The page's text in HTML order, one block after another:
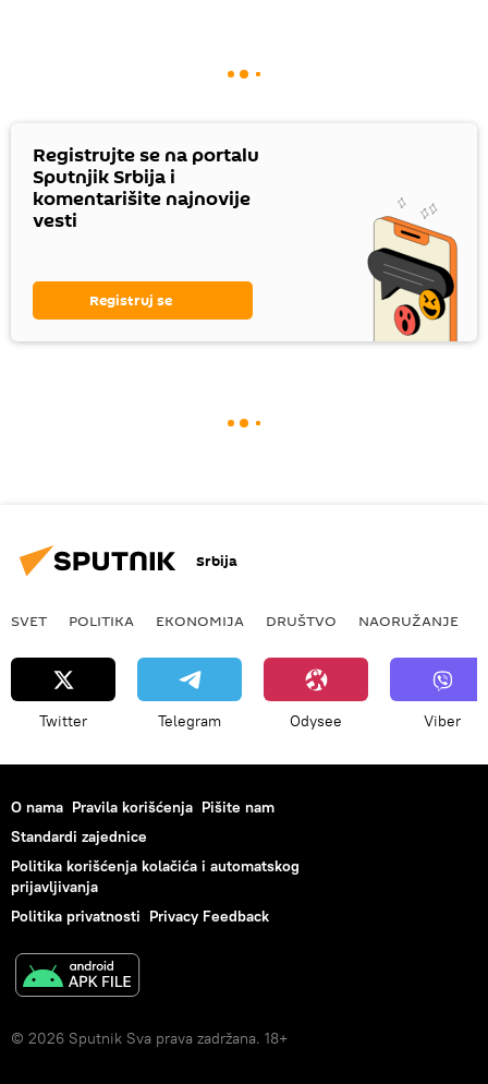
Registrujte se na portalu
Sputnjik Srbija i
komentarišite najnovije
vesti
Registruj se
Srbija
SVET POLITIKA EKONOMIJA DRUŠTVO NAORUŽANJE
Twitter Telegram Odysee Viber
O nama Pravila korišćenja Pišite nam
Standardi zajednice
Politika korišćenja kolačića i automatskog
prijavljivanja
Politika privatnosti Privacy Feedback
© 2026 Sputnik Sva prava zadržana. 18+